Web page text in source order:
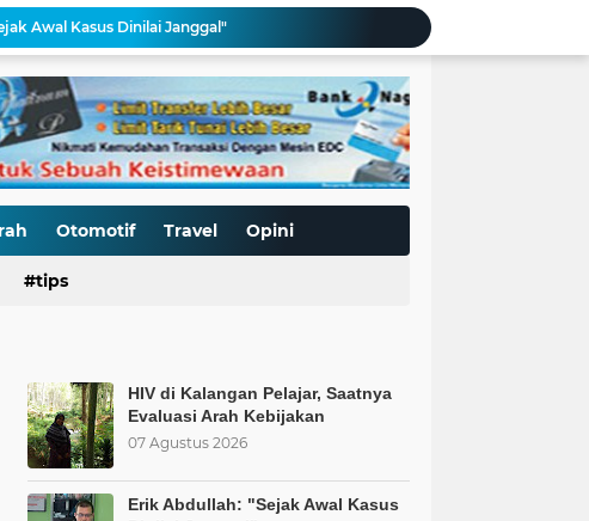
Awal Kasus Dinilai Janggal"
Pengerasan Jalan TMMD ke-129 Kodim 0306/50 Kota, Menguatkan Akses Menuju Kemajuan Nagari
Edukasi Keselamatan Berkedara, Ditlantas Polda Sumbar Gelar "Police Goes To Campus" di UNP
Allah: Kedudukan L68TQ dalam Islam
Umat Islam Harus Berbuat Apa?
Pemaksaan Pajak?
Kurnia Nugraha Raih Penghargaan Indonesia Public Relations Top Leader 2026
Saatnya Evaluasi Arah Kebijakan
Otomotif Travel Opini
tips
HIV di Kalangan Pelajar, Saatnya
Evaluasi Arah Kebijakan
07 Agustus 2026
Erik Abdullah: "Sejak Awal Kasus